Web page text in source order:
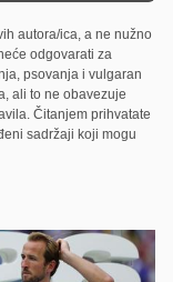
autora/ica, a ne nužno
odgovarati za
psovanja i vulgaran
ali to ne obavezuje
Čitanjem prihvatate
sadržaji koji mogu